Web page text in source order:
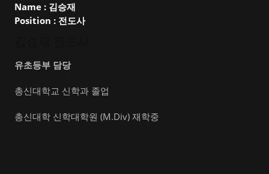
Name : 김승재
Position : 전도사
유초등부 담당
총신대학교 신학과 졸업
총신대학 신학대학원 (M.Div) 재학중